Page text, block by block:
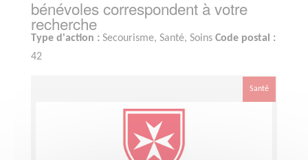
bénévoles correspondent à votre
recherche
Type d'action : Secourisme, Santé, Soins Code postal :
42
Santé